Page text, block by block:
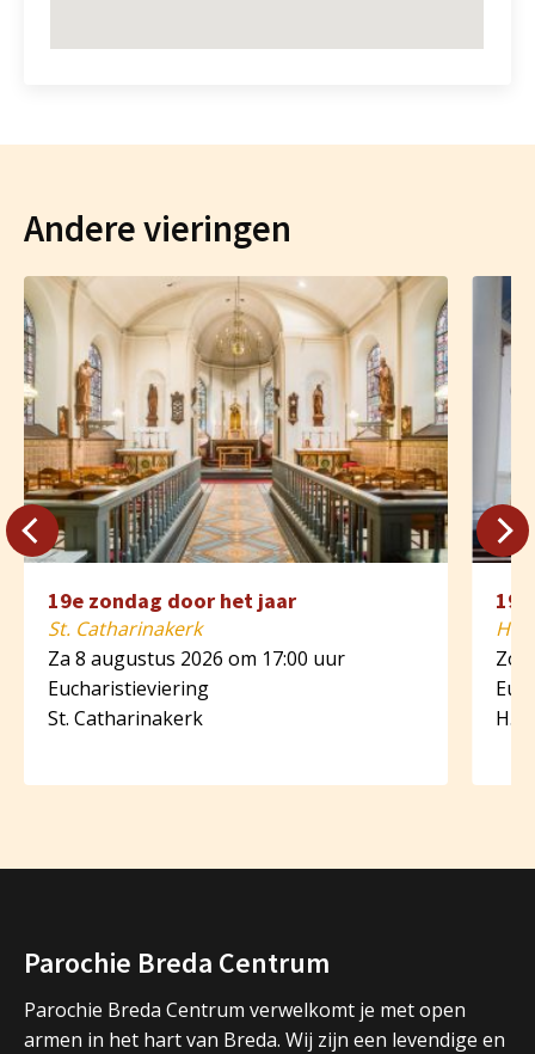
Andere vieringen
19e zondag door het jaar
St. Catharinakerk
Za 8 augustus 2026 om 17:00 uur
Eucharistieviering
St. Catharinakerk
H.
Zo
H.
Parochie Breda Centrum
Parochie Breda Centrum verwelkomt je met open
armen in het hart van Breda. Wij zijn een levendige en